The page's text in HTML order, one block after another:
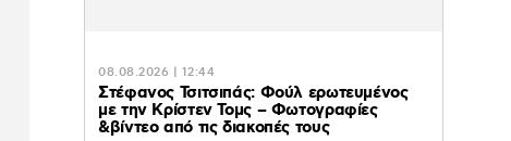
08.08.2026 | 12:44
Στέφανος Τσιτσιπάς: Φούλ ερωτευμένος
με την Κρίστεν Τομς – Φωτογραφίες
&βίντεο από τις διακοπές τους